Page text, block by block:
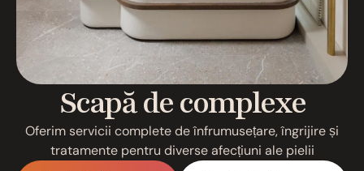
Scapă de complexe
Oferim servicii complete de înfrumusețare, îngrijire și
tratamente pentru diverse afecțiuni ale pielii